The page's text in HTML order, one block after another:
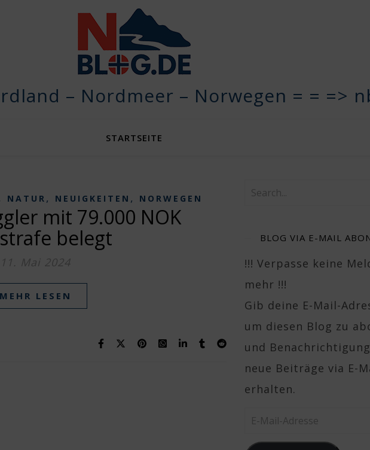
– Nordmeer – Norwegen = = =>
STARTSEITE
NATUR , NEUIGKEITEN , NORWEGEN
mit 79.000 NOK
belegt
11. Mai 2024
MEHR LESEN
BLOG VIA E-MAIL
!!! Verpasse keine
mehr !!!
Gib deine E-Mail-
um diesen Blog zu
und
neue Beiträge via E-
erhalten.
E-Mail-Adresse